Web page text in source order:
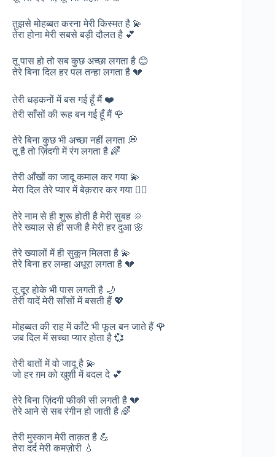
तुझसे मोहब्बत करना मेरी किस्मत है 💫
तेरा होना मेरी सबसे बड़ी दौलत है 💕
तू पास हो तो सब कुछ अच्छा लगता है 😊
तेरे बिना दिल हर पल तन्हा लगता है 💔
तेरी धड़कनों में बस गई हूँ मैं ❤️
तेरी साँसों की रूह बन गई हूँ मैं 🌹
तेरे बिना कुछ भी अच्छा नहीं लगता 💭
तू है तो ज़िंदगी में रंग लगता है 🌈
तेरी आँखों का जादू कमाल कर गया 💫
मेरा दिल तेरे प्यार में बेक़रार कर गया ❤️‍🔥
तेरे नाम से ही शुरू होती है मेरी सुबह 🌞
तेरे ख्याल से ही सजी है मेरी हर दुआ 🌸
तेरे ख्यालों में ही सुकून मिलता है 💫
तेरे बिना हर लम्हा अधूरा लगता है 💔
तू दूर होके भी पास लगती है 🌙
तेरी यादें मेरी साँसों में बसती हैं 💖
मोहब्बत की राह में काँटे भी फूल बन जाते हैं 🌹
जब दिल में सच्चा प्यार होता है 💞
तेरी बातों में वो जादू है 💫
जो हर ग़म को खुशी में बदल दे 💕
तेरे बिना ज़िंदगी फीकी सी लगती है 💔
तेरे आने से सब रंगीन हो जाती है 🌈
तेरी मुस्कान मेरी ताक़त है 💪
तेरा दर्द मेरी कमज़ोरी 💧